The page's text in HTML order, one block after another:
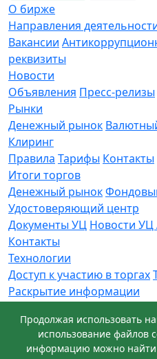
О бирже
Направления
Вакансии
реквизиты
Новости
Объявления Пресс-релизы
Рынки
Денежный рынок
Клиринг
Правила Тарифы Контакты
Итоги торгов
Денежный рынок
Удостоверяющий центр
Документы УЦ Новости
Контакты
Технологии
Доступ к участию в торгах
Раскрытие информации
Обращения Заявка в
© АО СПВБ 2016-2026.
Продолжая использовать
использование файлов
информацию можно